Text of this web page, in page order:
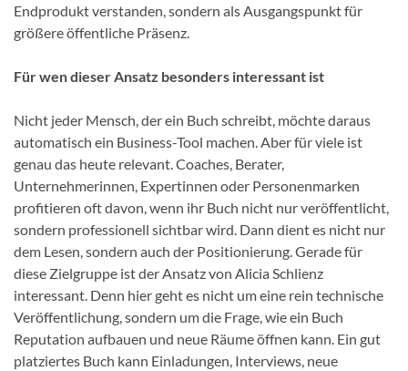
Endprodukt verstanden, sondern als Ausgangspunkt für
größere öffentliche Präsenz.
Für wen dieser Ansatz besonders interessant ist
Nicht jeder Mensch, der ein Buch schreibt, möchte daraus
automatisch ein Business-Tool machen. Aber für viele ist
genau das heute relevant. Coaches, Berater,
Unternehmerinnen, Expertinnen oder Personenmarken
profitieren oft davon, wenn ihr Buch nicht nur veröffentlicht,
sondern professionell sichtbar wird. Dann dient es nicht nur
dem Lesen, sondern auch der Positionierung. Gerade für
diese Zielgruppe ist der Ansatz von Alicia Schlienz
interessant. Denn hier geht es nicht um eine rein technische
Veröffentlichung, sondern um die Frage, wie ein Buch
Reputation aufbauen und neue Räume öffnen kann. Ein gut
platziertes Buch kann Einladungen, Interviews, neue